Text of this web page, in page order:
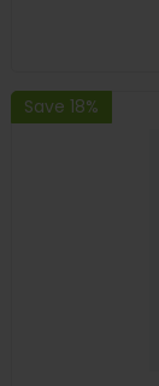
Save 18%